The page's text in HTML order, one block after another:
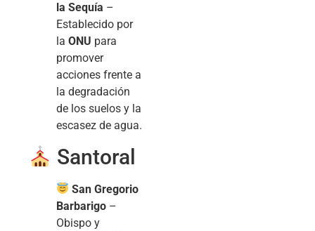
la Sequía –
Establecido por
la ONU para
promover
acciones frente a
la degradación
de los suelos y la
escasez de agua.
Santoral
San Gregorio
Barbarigo –
Obispo y